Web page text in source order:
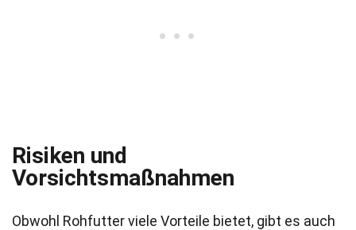
Risiken und
Vorsichtsmaßnahmen
Obwohl Rohfutter viele Vorteile bietet, gibt es auch